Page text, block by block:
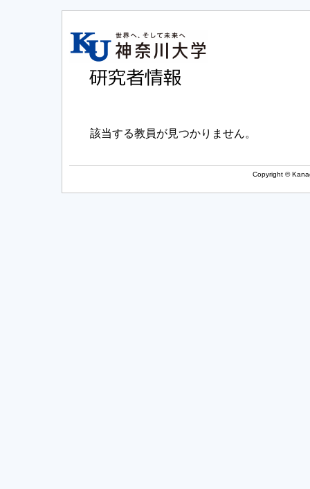
該当する教員が見つかりません。
Copyright ©